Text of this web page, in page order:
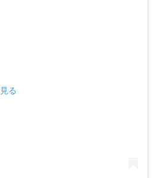
る